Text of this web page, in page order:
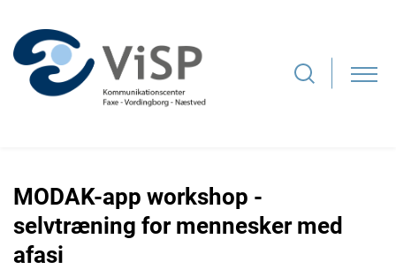
MODAK-app workshop -
selvtræning for mennesker med
afasi